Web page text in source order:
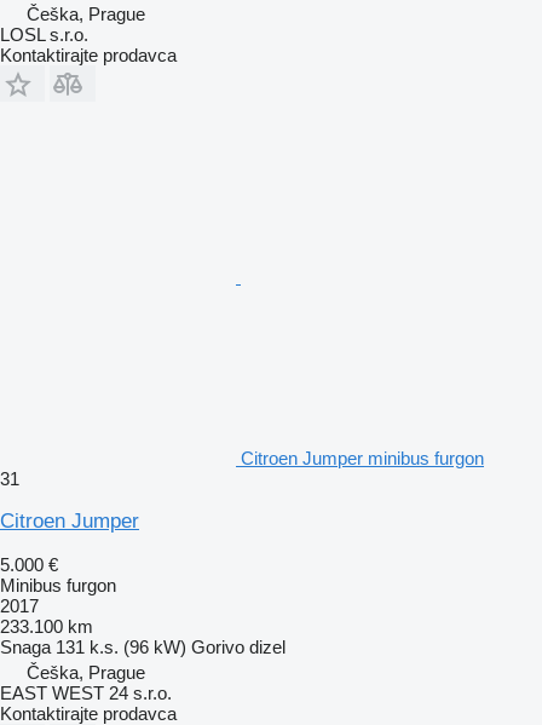
Češka, Prague
LOSL s.r.o.
Kontaktirajte prodavca
Citroen Jumper minibus furgon
31
Citroen Jumper
5.000 €
Minibus furgon
2017
233.100 km
Snaga 131 k.s. (96 kW) Gorivo dizel
Češka, Prague
EAST WEST 24 s.r.o.
Kontaktirajte prodavca